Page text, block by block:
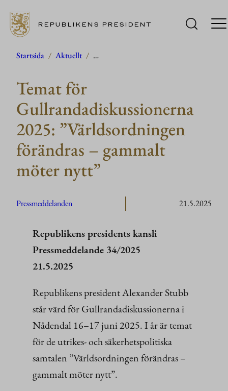
Hoppa
innehåll
REPUBLIKENS PRESIDENT
Startsida / Aktuellt / …
Temat för
Gullrandadiskussionerna
2025: ”Världsordningen
förändras – gammalt
möter nytt”
Pressmeddelanden 21.5.2025
Republikens presidents kansli
Pressmeddelande 34/2025
21.5.2025
Republikens president Alexander Stubb
står värd för Gullrandadiskussionerna i
Nådendal 16–17 juni 2025. I år är temat
för de utrikes- och säkerhetspolitiska
samtalen ”Världsordningen förändras –
gammalt möter nytt”.